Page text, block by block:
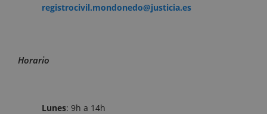
registrocivil.mondonedo@justicia.es
Horario
Lunes: 9h a 14h